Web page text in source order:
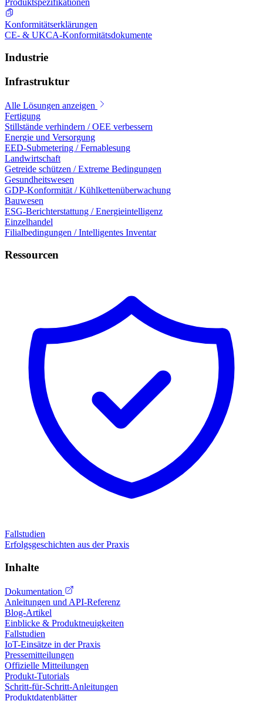
Konformitätserklärungen
CE- & UKCA-Konformitätsdokumente
Industrie
Infrastruktur
Alle Lösungen anzeigen
Fertigung
Stillstände verhindern / OEE verbessern
Energie und Versorgung
EED-Submetering / Fernablesung
Landwirtschaft
Getreide schützen / Extreme Bedingungen
Gesundheitswesen
GDP-Konformität / Kühlkettenüberwachung
Bauwesen
ESG-Berichterstattung / Energieintelligenz
Einzelhandel
Filialbedingungen / Intelligentes Inventar
Ressourcen
Fallstudien
Erfolgsgeschichten aus der Praxis
Inhalte
Dokumentation
Anleitungen und API-Referenz
Blog-Artikel
Einblicke & Produktneuigkeiten
Fallstudien
IoT-Einsätze in der Praxis
Pressemitteilungen
Offizielle Mitteilungen
Produkt-Tutorials
Schritt-für-Schritt-Anleitungen
Produktdatenblätter